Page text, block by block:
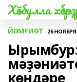
Хәйбулла
ЙӘМҒИӘТ 26 НОЯБРЯ
көндәре